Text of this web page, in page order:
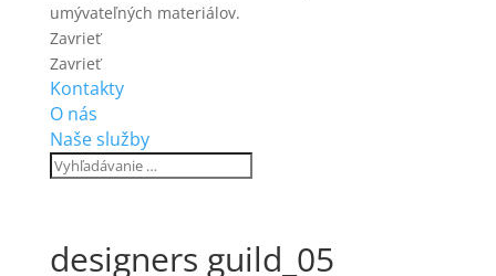
umývateľných materiálov.
Zavrieť
Zavrieť
Kontakty
O nás
Naše služby
designers guild_05